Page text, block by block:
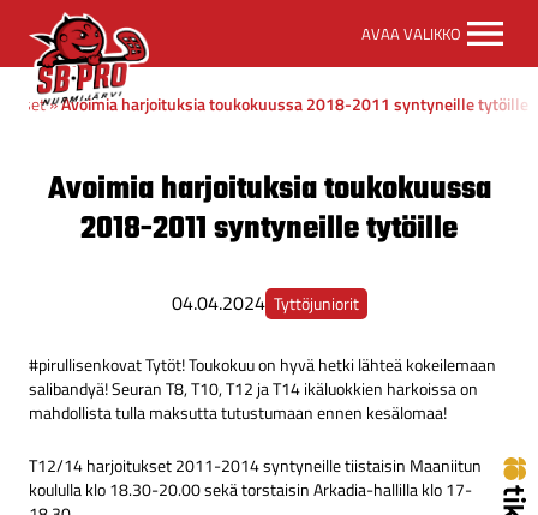
Pro
etusivulle
AVAA VALIKKO
»Avoimia harjoituksia toukokuussa 2018-2011 syntyneille tytöille
Avoimia harjoituksia toukokuussa
2018-2011 syntyneille tytöille
04.04.2024 Tyttöjuniorit
#pirullisenkovat Tytöt! Toukokuu on hyvä hetki lähteä kokeilemaan
salibandyä! Seuran T8, T10, T12 ja T14 ikäluokkien harkoissa on
mahdollista tulla maksutta tutustumaan ennen kesälomaa!
T12/14 harjoitukset 2011-2014 syntyneille tiistaisin Maaniitun
koululla klo 18.30-20.00 sekä torstaisin Arkadia-hallilla klo 17-